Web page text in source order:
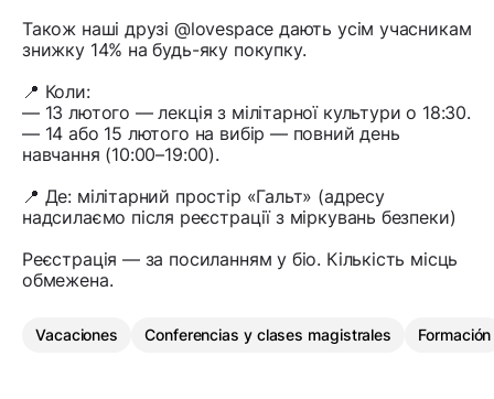
Також наші друзі @lovespace дають усім учасникам
знижку 14% на будь-яку покупку.
📍 Коли:
— 13 лютого — лекція з мілітарної культури о 18:30.
— 14 або 15 лютого на вибір — повний день
навчання (10:00–19:00).
📍 Де: мілітарний простір «Гальт» (адресу
надсилаємо після реєстрації з міркувань безпеки)
Реєстрація — за посиланням у біо. Кількість місць
обмежена.
Vacaciones Conferencias y clases magistrales Formación